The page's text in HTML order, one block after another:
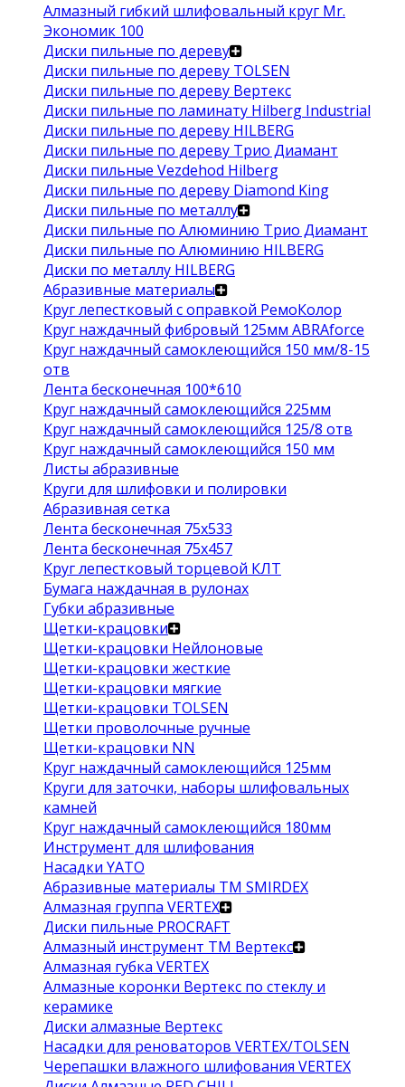
Алмазный гибкий шлифовальный круг Mr.
Экономик 100
Диски пильные по дереву
Диски пильные по дереву TOLSEN
Диски пильные по дереву Вертекс
Диски пильные по ламинату Hilberg Industrial
Диски пильные по дереву HILBERG
Диски пильные по дереву Трио Диамант
Диски пильные Vezdehod Hilberg
Диски пильные по дереву Diamond King
Диски пильные по металлу
Диски пильные по Алюминию Трио Диамант
Диски пильные по Алюминию HILBERG
Диски по металлу HILBERG
Абразивные материалы
Круг лепестковый с оправкой РемоКолор
Круг наждачный фибровый 125мм ABRAforce
Круг наждачный самоклеющийся 150 мм/8-15
отв
Лента бесконечная 100*610
Круг наждачный самоклеющийся 225мм
Круг наждачный самоклеющийся 125/8 отв
Круг наждачный самоклеющийся 150 мм
Листы абразивные
Круги для шлифовки и полировки
Абразивная сетка
Лента бесконечная 75х533
Лента бесконечная 75х457
Круг лепестковый торцевой КЛТ
Бумага наждачная в рулонах
Губки абразивные
Щетки-крацовки
Щетки-крацовки Нейлоновые
Щетки-крацовки жесткие
Щетки-крацовки мягкие
Щетки-крацовки TOLSEN
Щетки проволочные ручные
Щетки-крацовки NN
Круг наждачный самоклеющийся 125мм
Круги для заточки, наборы шлифовальных
камней
Круг наждачный самоклеющийся 180мм
Инструмент для шлифования
Насадки YATO
Абразивные материалы ТМ SMIRDEX
Алмазная группа VERTEX
Диски пильные PROCRAFT
Алмазный инструмент ТМ Вертекс
Алмазная губка VERTEX
Алмазные коронки Вертекс по стеклу и
керамике
Диски алмазные Вертекс
Насадки для реноваторов VERTEX/TOLSEN
Черепашки влажного шлифования VERTEX